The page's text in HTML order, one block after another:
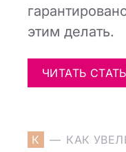
этим делать.
ЧИТАТЬ
К КАК